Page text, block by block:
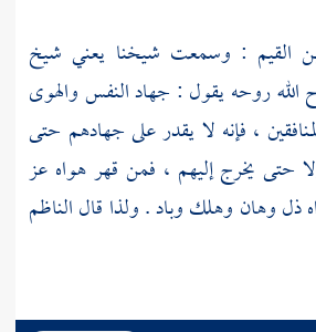
القيم : وسمعت شيخنا يعني شيخ
الله روحه يقول : جهاد النفس والهوى
، فإنه لا يقدر على جهادهم حتى
حتى يخرج إليهم ، فمن قهر هواه عز
ذل وهان وهلك وباد . ولذا قال الناظم